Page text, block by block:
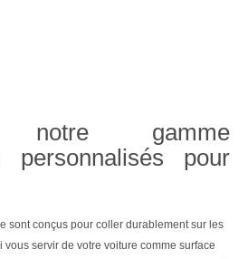
notre gamme
personnalisés pour
sont conçus pour coller durablement sur les
servir de votre voiture comme surface